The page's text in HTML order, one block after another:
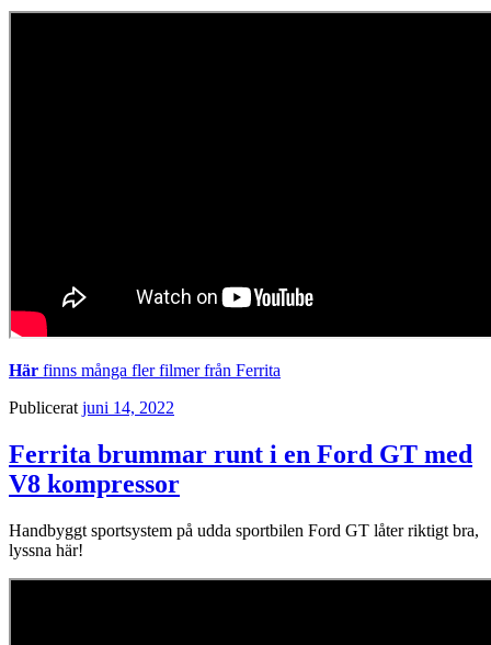
Här finns många fler filmer från Ferrita
Publicerat juni 14, 2022
Ferrita brummar runt i en Ford GT med
V8 kompressor
Handbyggt sportsystem på udda sportbilen Ford GT låter riktigt bra,
lyssna här!